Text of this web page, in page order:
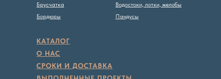
Водостоки, лотки, желобы
Пандусы
КАТАЛОГ
О НАС
СРОКИ И ДОСТАВКА
Брусчатка
Бордюры